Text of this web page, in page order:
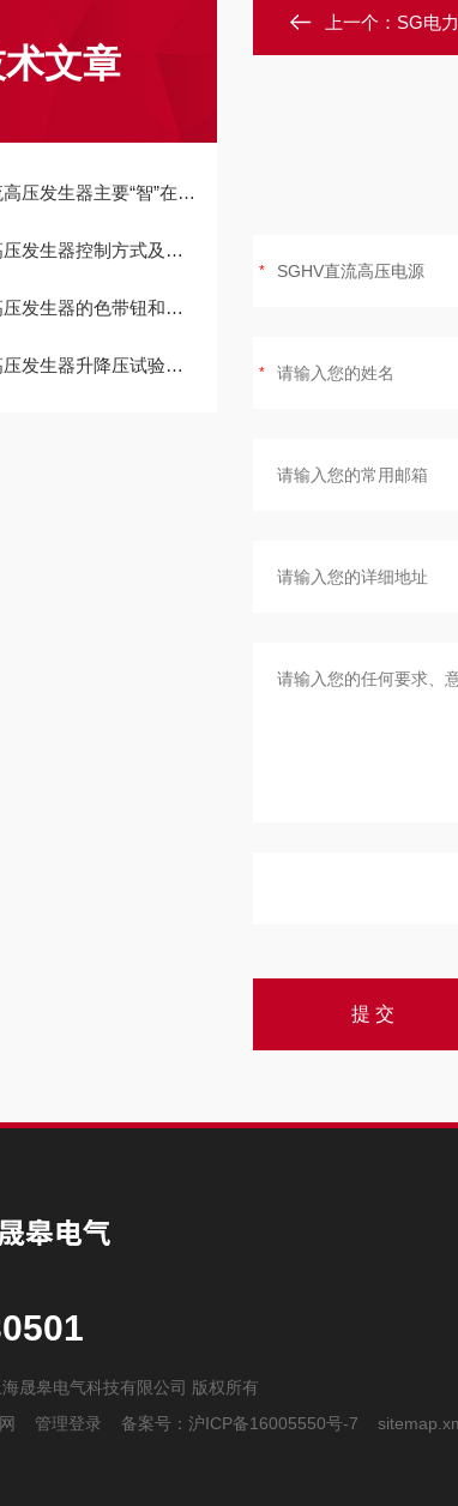
文章
压发生器主要“智”在哪？
生器控制方式及输出要求
生器的色带钮和电位调节器
生器升降压试验注意事项
上一个： SG电
晟皋电气科技有限公司 版权所有
管理登录 备案号：沪ICP备16005550号-7